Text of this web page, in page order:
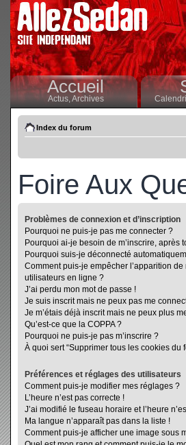
Accueil
Actus,Archives
Index du forum
Foire Aux
Problèmes de connexion et d’inscription
Pourquoi ne puis-je pas me connecter ?
Pourquoi ai-je besoin de m’inscrire, après
Pourquoi suis-je déconnecté
Comment puis-je empêcher l’apparition
utilisateurs en ligne ?
J’ai perdu mon mot de passe !
Je suis inscrit mais ne peux pas me
Je m’étais déjà inscrit mais ne peux plus
Qu’est-ce que la COPPA ?
Pourquoi ne puis-je pas m’inscrire ?
À quoi sert “Supprimer tous les cookies du
Préférences et réglages des utilisateurs
Comment puis-je modifier mes réglages ?
L’heure n’est pas correcte !
J’ai modifié le fuseau horaire et l’heure
Ma langue n’apparaît pas dans la liste !
Comment puis-je afficher une image sous